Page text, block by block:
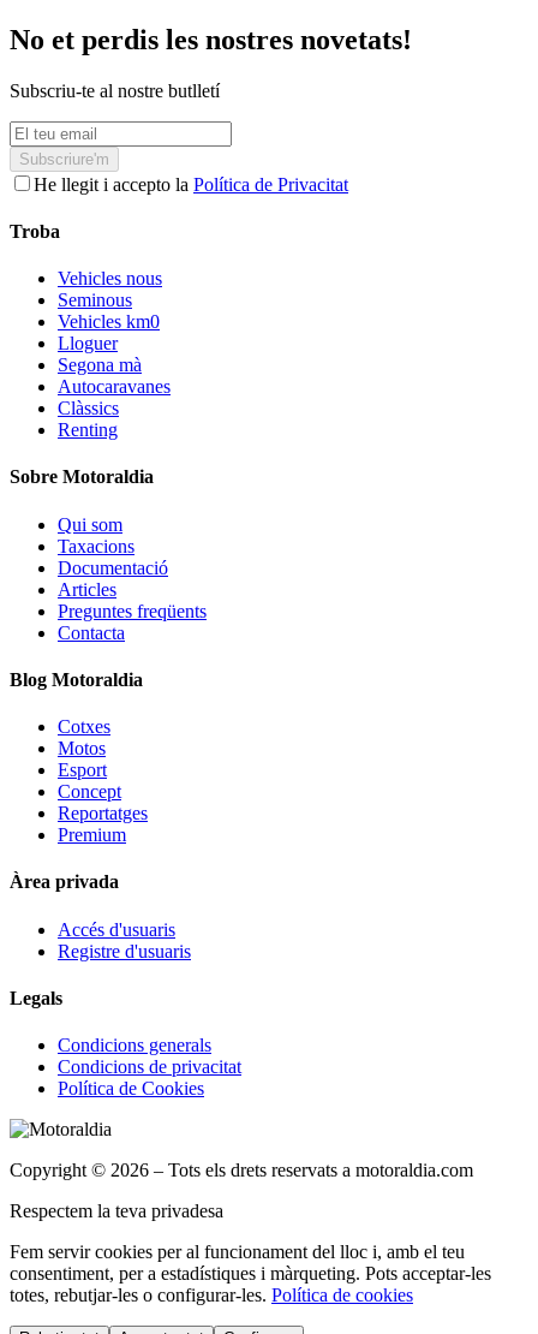
No et perdis les nostres novetats!
Subscriu-te al nostre butlletí
Subscriure'm
He llegit i accepto la Política de Privacitat
Troba
Vehicles nous
Seminous
Vehicles km0
Lloguer
Segona mà
Autocaravanes
Clàssics
Renting
Sobre Motoraldia
Qui som
Taxacions
Documentació
Articles
Preguntes freqüents
Contacta
Blog Motoraldia
Cotxes
Motos
Esport
Concept
Reportatges
Premium
Àrea privada
Accés d'usuaris
Registre d'usuaris
Legals
Condicions generals
Condicions de privacitat
Política de Cookies
Copyright © 2026 – Tots els drets reservats a motoraldia.com
Respectem la teva privadesa
Fem servir cookies per al funcionament del lloc i, amb el teu
consentiment, per a estadístiques i màrqueting. Pots acceptar-les
totes, rebutjar-les o configurar-les. Política de cookies